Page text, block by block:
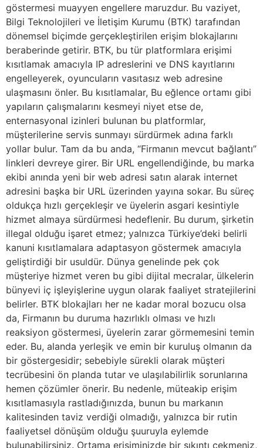
göstermesi muayyen engellere maruzdur. Bu vaziyet,
Bilgi Teknolojileri ve İletişim Kurumu (BTK) tarafından
dönemsel biçimde gerçekleştirilen erişim blokajlarını
beraberinde getirir. BTK, bu tür platformlara erişimi
kısıtlamak amacıyla IP adreslerini ve DNS kayıtlarını
engelleyerek, oyuncuların vasıtasız web adresine
ulaşmasını önler. Bu kısıtlamalar, Bu eğlence ortamı gibi
yapıların çalışmalarını kesmeyi niyet etse de,
enternasyonal izinleri bulunan bu platformlar,
müşterilerine servis sunmayı sürdürmek adına farklı
yollar bulur. Tam da bu anda, “Firmanın mevcut bağlantı”
linkleri devreye girer. Bir URL engellendiğinde, bu marka
ekibi anında yeni bir web adresi satın alarak internet
adresini başka bir URL üzerinden yayına sokar. Bu süreç
oldukça hızlı gerçekleşir ve üyelerin asgari kesintiyle
hizmet almaya sürdürmesi hedeflenir. Bu durum, şirketin
illegal olduğu işaret etmez; yalnızca Türkiye’deki belirli
kanuni kısıtlamalara adaptasyon göstermek amacıyla
geliştirdiği bir usuldür. Dünya genelinde pek çok
müşteriye hizmet veren bu gibi dijital mecralar, ülkelerin
bünyevi iç işleyişlerine uygun olarak faaliyet stratejilerini
belirler. BTK blokajları her ne kadar moral bozucu olsa
da, Firmanın bu duruma hazırlıklı olması ve hızlı
reaksiyon göstermesi, üyelerin zarar görmemesini temin
eder. Bu, alanda yerleşik ve emin bir kuruluş olmanın da
bir göstergesidir; sebebiyle sürekli olarak müşteri
tecrübesini ön planda tutar ve ulaşılabilirlik sorunlarına
hemen çözümler önerir. Bu nedenle, müteakip erişim
kısıtlamasıyla rastladığınızda, bunun bu markanın
kalitesinden taviz verdiği olmadığı, yalnızca bir rutin
faaliyetsel dönüşüm olduğu şuuruyla eylemde
bulunabilirsiniz. Ortama erişiminizde bir sıkıntı çekmeniz,